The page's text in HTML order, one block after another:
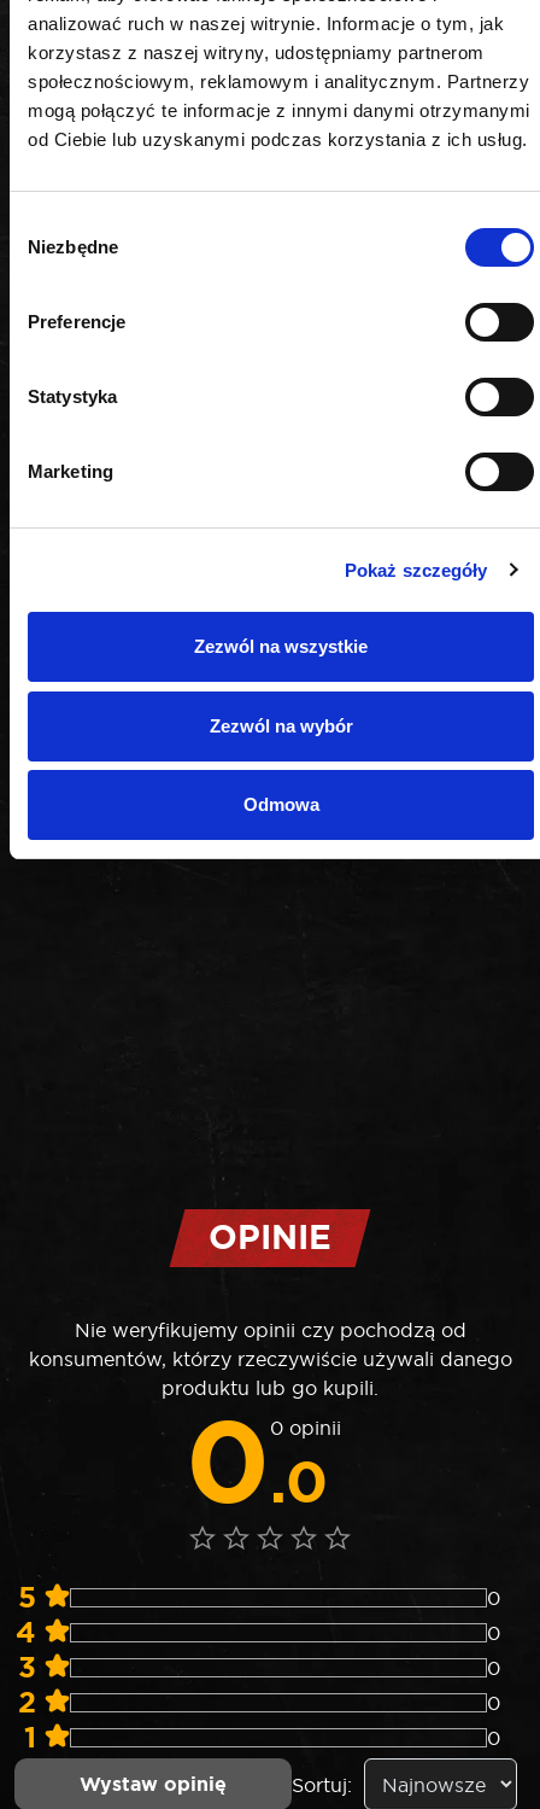
analizować ruch w naszej witrynie. Informacje o tym, jak
korzystasz z naszej witryny, udostępniamy partnerom
społecznościowym, reklamowym i analitycznym. Partnerzy
mogą połączyć te informacje z innymi danymi otrzymanymi
od Ciebie lub uzyskanymi podczas korzystania z ich usług.
zgody
Niezbędne
Preferencje
Statystyka
Marketing
Pokaż szczegóły
Zezwól na wszystkie
Zezwól na wybór
Odmowa
koszenia trawy, chwastów oraz przy pielęgnacji
krawędzi trawnika. Dzięki optymalnej średnicy 1,6 mm
zapewnia precyzyjne cięcie i wydajność nawet w
trudnych warunkach. Idealna zarówno dla
profesjonalistów, jak i użytkowników domowych.
Jakość i niezawodność ROOKS
Wybierając żyłkę do podkaszarki OK-03.4402,
gwarantuje długotrwałą i bezproblemową pracę.
Produkt został przetestowany pod kątem
niezawodność w codziennym użytkowaniu.
PODOBNE PRODUKTY
OPINIE
Nie weryfikujemy opinii czy pochodzą od
konsumentów, którzy rzeczywiście używali danego
produktu lub go kupili.
0.0
0 opinii
5 0
4 0
3 0
2 0
1 0
Wystaw opinię Sortuj: